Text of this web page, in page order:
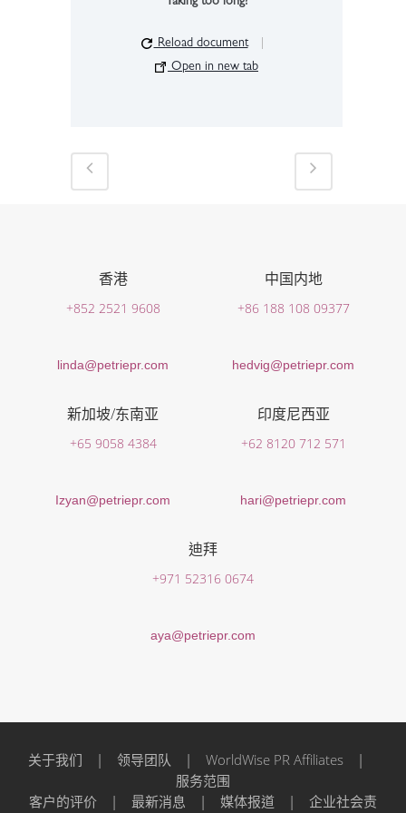
Reload document
Open in new tab
香港
+852 2521 9608
linda@petriepr.com
中国内地
+86 188 108 09377
hedvig@petriepr.com
新加坡/东南亚
+65 9058 4384
Izyan@petriepr.com
印度尼西亚
+62 8120 712 571
hari@petriepr.com
迪拜
+971 52316 0674
aya@petriepr.com
关于我们 | 领导团队 | WorldWise PR Affiliates |
服务范围
客户的评价 | 最新消息 | 媒体报道 | 企业社会责